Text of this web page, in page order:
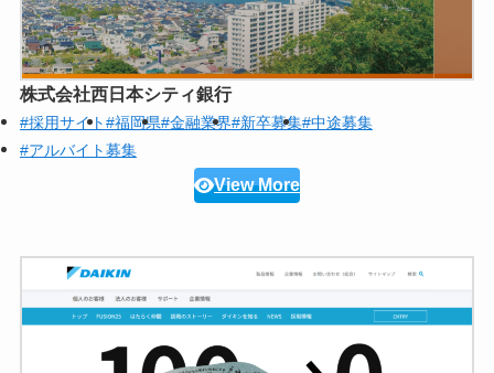
株式会社西日本シティ銀行
#採用サイト#福岡県#金融業界#新卒募集#中途募集
#アルバイト募集
View More